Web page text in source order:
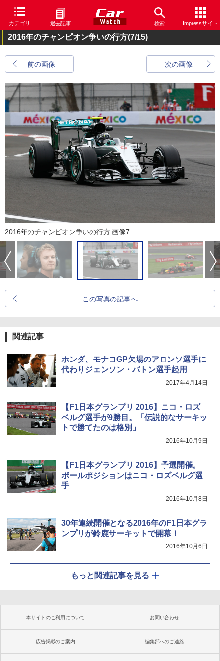
カテゴリ 過去記事 検索 Impressサイト
2016年のチャンピオン争いの行方(7/15)
前の画像 次の画像
2016年のチャンピオン争いの行方 画像7
この写真の記事へ
関連記事
ホンダ、モナコGP欠場のアロンソ選手に
代わりジェンソン・バトン選手起用
2017年4月14日
【F1日本グランプリ 2016】ニコ・ロズ
ベルグ選手が9勝目。「伝説的なサーキッ
トで勝てたのは格別」
2016年10月9日
【F1日本グランプリ 2016】予選開催。
ポールポジションはニコ・ロズベルグ選
手
2016年10月8日
30年連続開催となる2016年のF1日本グラ
ンプリが鈴鹿サーキットで開幕！
2016年10月6日
もっと関連記事を見る
本サイトのご利用について お問い合わせ
広告掲載のご案内 編集部へのご連絡